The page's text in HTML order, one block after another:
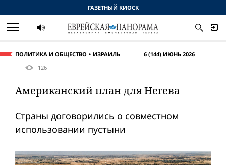
ПОЛИТИКА И ОБЩЕСТВО ИЗРАИЛЬ
6 (144) ИЮНЬ 2026
126
Американский план для Негева
Страны договорились о совместном
использовании пустыни
ГАЗЕТНЫЙ КИОСК